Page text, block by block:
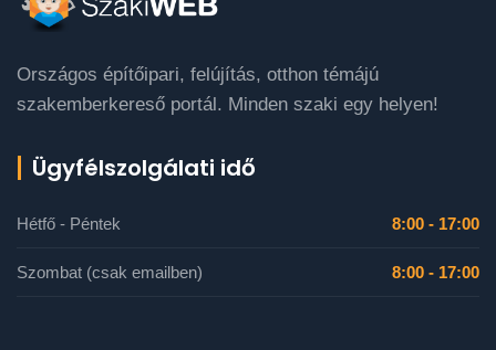
Országos építőipari, felújítás, otthon témájú
szakemberkereső portál. Minden szaki egy helyen!
Ügyfélszolgálati idő
Hétfő - Péntek 8:00 - 17:00
Szombat (csak emailben) 8:00 - 17:00